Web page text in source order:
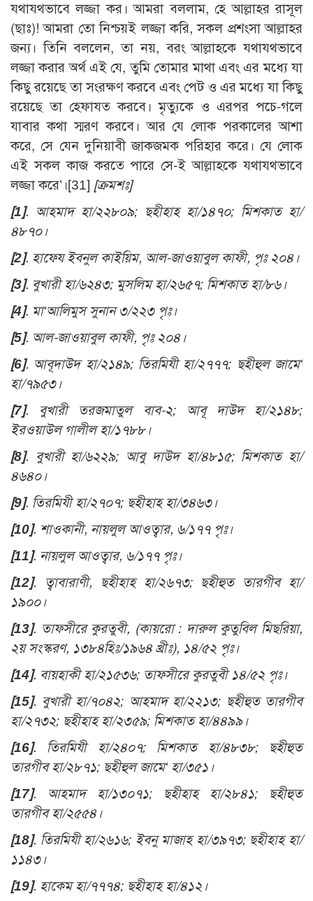
যথাযথভাবে লজ্জা কর। আমরা বললাম, হে আল্লাহর রাসূল
(ছাঃ)! আমরা তো নিশ্চয়ই লজ্জা করি, সকল প্রশংসা আল্লাহর
জন্য। তিনি বললেন, তা নয়, বরং আল্লাহকে যথাযথভাবে
লজ্জা করার অর্থ এই যে, তুমি তোমার মাথা এবং এর মধ্যে যা
কিছু রয়েছে তা সংরক্ষণ করবে এবং পেট ও এর মধ্যে যা কিছু
রয়েছে তা হেফাযত করবে। মৃত্যুকে ও এরপর পচে-গলে
যাবার কথা স্মরণ করবে। আর যে লোক পরকালের আশা
করে, সে যেন দুনিয়াবী জাকজমক পরিহার করে। যে লোক
এই সকল কাজ করতে পারে সে-ই আল্লাহকে যথাযথভাবে
লজ্জা করে’।[31] [ক্রমশঃ]
[1]. আহমাদ হা/২২৮০৯; ছহীহাহ হা/১৪৭০; মিশকাত হা/
৪৮৭০।
[2]. হাফেয ইবনুল কাইয়িম, আল-জাওয়াবুল কাফী, পৃঃ ২০৪।
[3]. বুখারী হা/৬২৪৩; মুসলিম হা/২৬৫৭; মিশকাত হা/৮৬।
[4]. মা‘আলিমুস সুনান ৩/২২৩ পৃঃ।
[5]. আল-জাওয়াবুল কাফী, পৃঃ ২০৪।
[6]. আবূদাউদ হা/২১৪৯; তিরমিযী হা/২৭৭৭; ছহীহুল জামে‘
হা/৭৯৫৩।
[7]. বুখারী তরজমাতুল বাব-২; আবূ দাউদ হা/২১৪৮;
ইরওয়াউল গালীল হা/১৭৮৮।
[8]. বুখারী হা/৬২২৯; আবু দাউদ হা/৪৮১৫; মিশকাত হা/
৪৬৪০।
[9]. তিরমিযী হা/২৭০৭; ছহীহাহ হা/৩৪৬৩।
[10]. শাওকানী, নায়লুল আওত্বার, ৬/১৭৭ পৃঃ।
[11]. নায়লুল আওত্বার, ৬/১৭৭ পৃঃ।
[12]. ত্বাবারাণী, ছহীহাহ হা/২৬৭৩; ছহীহুত তারগীব হা/
১৯০০।
[13]. তাফসীরে কুরতুবী, (কায়রো : দারুল কুতুবিল মিছরিয়া,
২য় সংস্করণ, ১৩৮৪হিঃ/১৯৬৪ খ্রীঃ), ১৪/৫২ পৃঃ।
[14]. বায়হাকী হা/২১৫৩৬; তাফসীরে কুরতুবী ১৪/৫২ পৃঃ।
[15]. বুখারী হা/৭০৪২; আহমাদ হা/২২১৩; ছহীহুত তারগীব
হা/২৭৩২; ছহীহাহ হা/২৩৫৯; মিশকাত হা/৪৪৯৯।
[16]. তিরমিযী হা/২৪০৭; মিশকাত হা/৪৮৩৮; ছহীহুত
তারগীব হা/২৮৭১; ছহীহুল জামে‘ হা/৩৫১।
[17]. আহমাদ হা/১৩০৭১; ছহীহাহ হা/২৮৪১; ছহীহুত
তারগীব হা/২৫৫৪।
[18]. তিরমিযী হা/২৬১৬; ইবনু মাজাহ হা/৩৯৭৩; ছহীহাহ হা/
১১৪৩।
[19]. হাকেম হা/৭৭৭৪; ছহীহাহ হা/৪১২।